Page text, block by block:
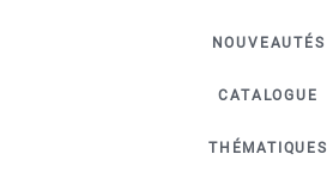
NOUVEAUTÉS
CATALOGUE
THÉMATIQUES